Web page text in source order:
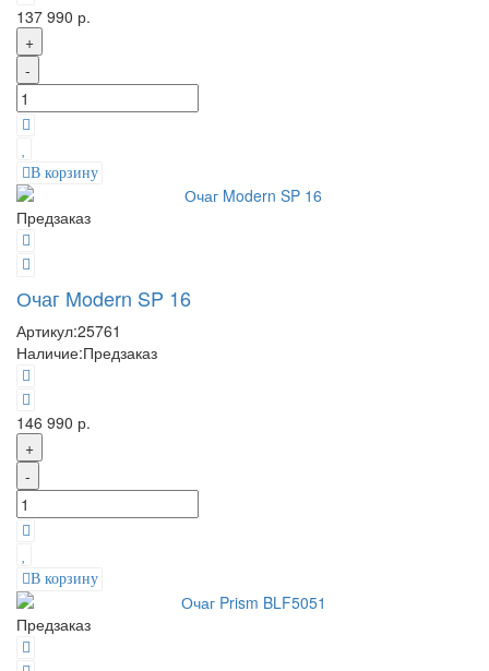
137 990 р.
+
-
В корзину
Предзаказ
Очаг Modern SP 16
Артикул:25761
Наличие:Предзаказ
146 990 р.
+
-
В корзину
Предзаказ